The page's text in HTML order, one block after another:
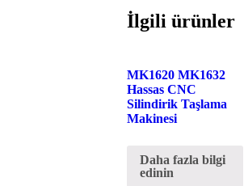
İlgili ürünler
MK1620 MK1632
Hassas CNC
Silindirik Taşlama
Makinesi
Daha fazla bilgi
edinin